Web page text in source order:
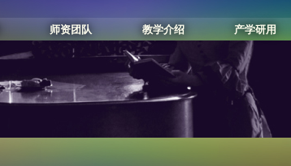
师资团队 教学介绍 产学研用